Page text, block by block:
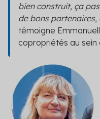
bien construit, ça
de bons partenaires,
témoigne
copropriétés au sein